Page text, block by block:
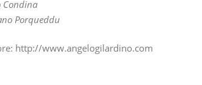
Condina
Porqueddu
http://www.angelogilardino.com